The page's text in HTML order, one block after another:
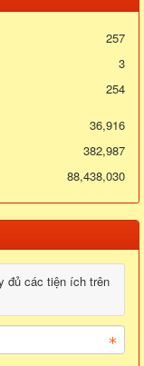
257
3
254
36,916
382,987
88,438,030
đủ các tiện ích trên